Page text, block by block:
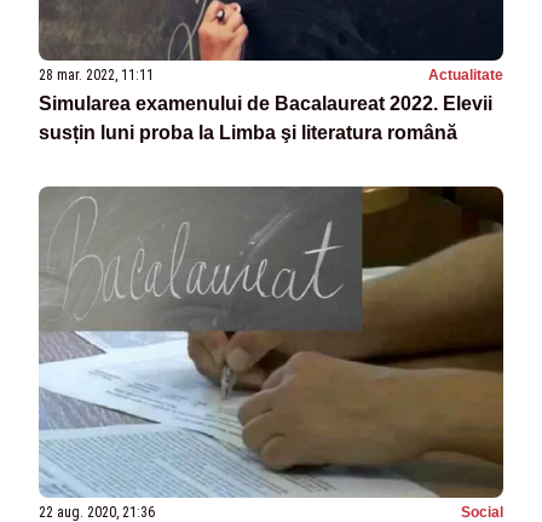
28 mar. 2022, 11:11 Actualitate
Simularea examenului de Bacalaureat 2022. Elevii
susțin luni proba la Limba şi literatura română
22 aug. 2020, 21:36 Social